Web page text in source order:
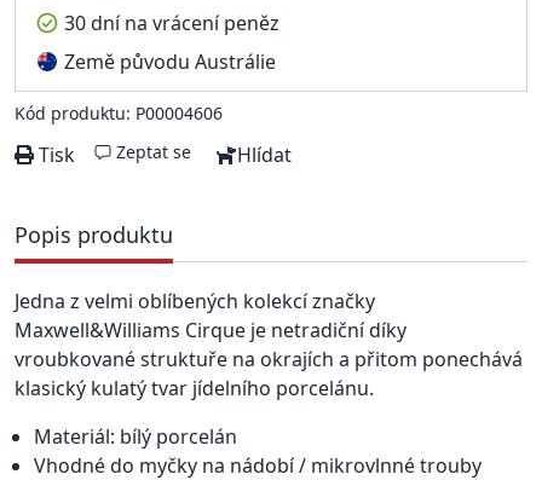
30 dní na vrácení peněz
Země původu Austrálie
Kód produktu: P00004606
Tisk Zeptat se Hlídat
Popis produktu
Jedna z velmi oblíbených kolekcí značky
Maxwell&Williams Cirque je netradiční díky
vroubkované struktuře na okrajích a přitom ponechává
klasický kulatý tvar jídelního porcelánu.
Materiál: bílý porcelán
Vhodné do myčky na nádobí / mikrovlnné trouby